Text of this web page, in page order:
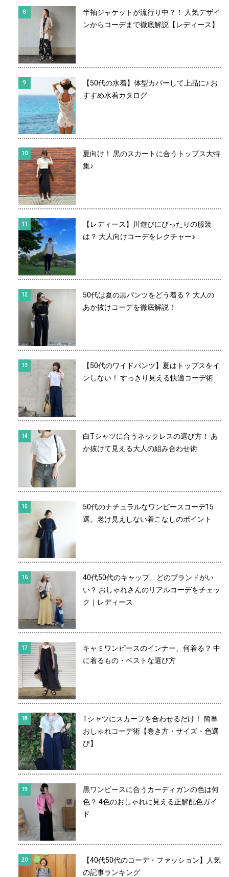
半袖ジャケットが流行り中？！ 人気デザイ
ンからコーデまで徹底解説【レディース】
【50代の水着】体型カバーして上品に♪ お
すすめ水着カタログ
夏向け！ 黒のスカートに合うトップス大特
集♪
【レディース】川遊びにぴったりの服装
は？ 大人向けコーデをレクチャー♪
50代は夏の黒パンツをどう着る？ 大人の
あか抜けコーデを徹底解説！
【50代のワイドパンツ】夏はトップスをイ
ンしない！ すっきり見える快適コーデ術
白Tシャツに合うネックレスの選び方！ あ
か抜けて見える大人の組み合わせ術
50代のナチュラルなワンピースコーデ15
選。老け見えしない着こなしのポイント
40代50代のキャップ、どのブランドがい
い？ おしゃれさんのリアルコーデをチェッ
ク｜レディース
キャミワンピースのインナー、何着る？ 中
に着るもの・ベストな選び方
Tシャツにスカーフを合わせるだけ！ 簡単
おしゃれコーデ術【巻き方・サイズ・色選
び】
黒ワンピースに合うカーディガンの色は何
色？ 4色のおしゃれに見える正解配色ガイ
ド
【40代50代のコーデ・ファッション】人気
の記事ランキング